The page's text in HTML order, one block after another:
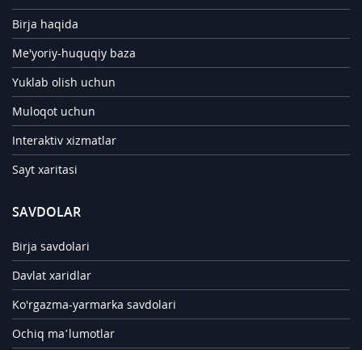
Birja haqida
Me'yoriy-huquqiy baza
Yuklab olish uchun
Muloqot uchun
Interaktiv xizmatlar
Sayt xaritasi
SAVDOLAR
Birja savdolari
Davlat xaridlar
Ko'rgazma-yarmarka savdolari
Ochiq ma’lumotlar